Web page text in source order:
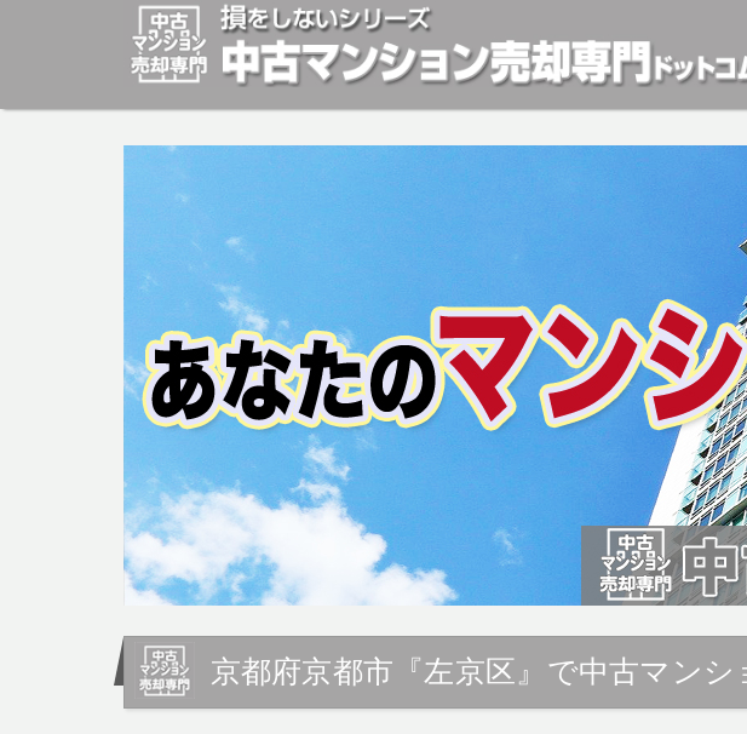
マンションの「売却」は「個人」の方々が、「買取」は不動産や開発等の「業者」が物
安めの売却金額と言われています。マンションの売却をご検討中の方はお気軽にご相談
京都府京都市『左京区』で中古マン